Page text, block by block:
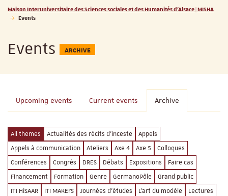
Vous êtes ici :
Maison Interuniversitaire des Sciences sociales et des Humanités d'Alsace | MISHA
Events
Events ARCHIVE
Upcoming events Current events Archive
All themes Actualités des récits d'inceste
Appels
Appels à communication
Ateliers Axe 4 Axe 5
Colloques
Conférences
Congrès DRES Débats Expositions
Faire cas
Financement
Formation Genre GermanoPôle
Grand public
ITI HiSAAR
ITI MAKErS Journées d'études L'art du modèle
Lectures